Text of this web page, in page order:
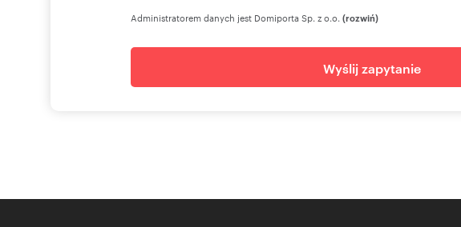
Administratorem danych jest Domiporta Sp. z o.o. (rozwiń)
Wyślij zapytanie